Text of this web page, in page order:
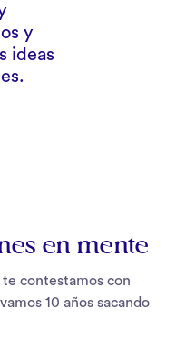
y
ideas
en mente
te contestamos con
10 años sacando